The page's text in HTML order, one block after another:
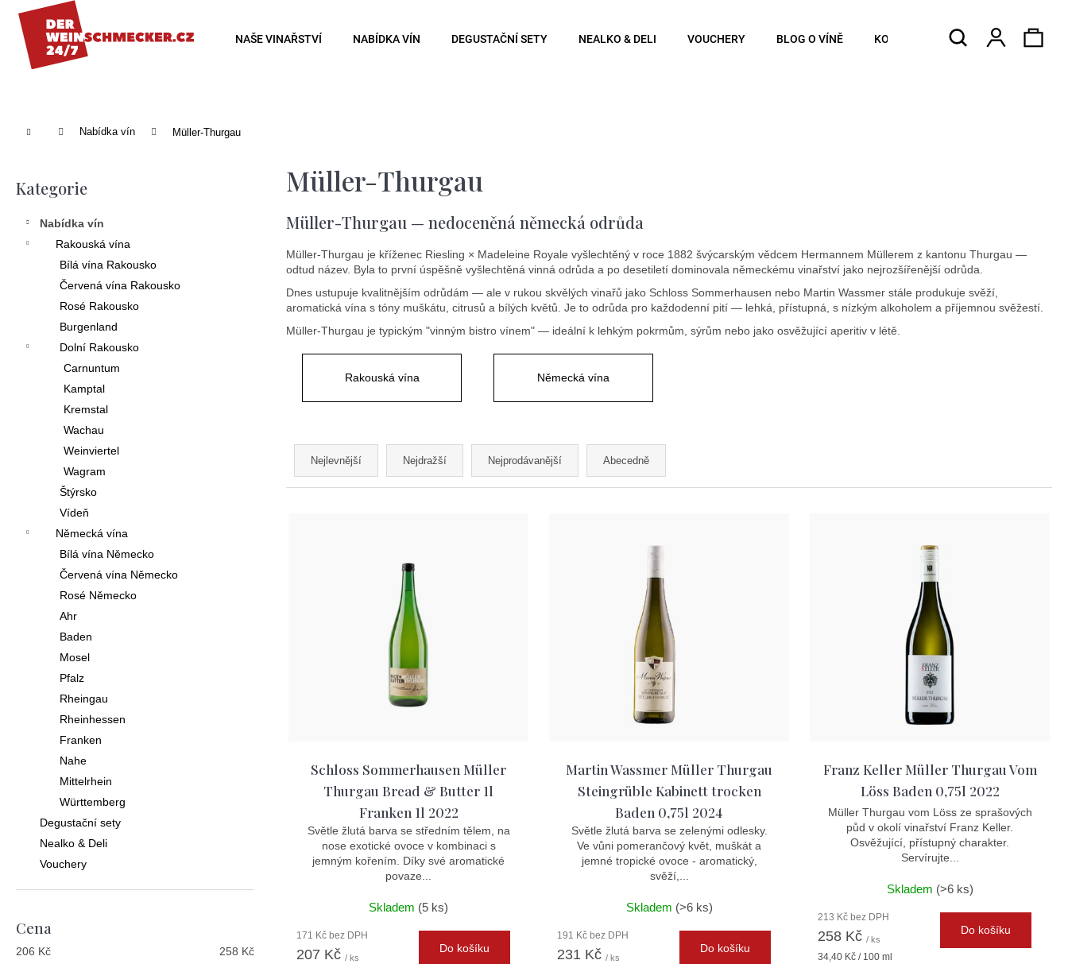
NAŠE VINAŘSTVÍ NABÍDKA VÍN DEGUSTAČNÍ SETY NEALKO & DELI VOUCHERY BLOG O VÍNĚ KONTAKTY Hledat
Domů Nabídka vín Müller-Thurgau
Přeskočit
kategorie
Kategorie
Nabídka vín
Rakouská vína
Bílá vína Rakousko
Červená vína Rakousko
Rosé Rakousko
Burgenland
Dolní Rakousko
Carnuntum
Kamptal
Kremstal
Wachau
Weinviertel
Wagram
Štýrsko
Vídeň
Německá vína
Bílá vína Německo
Červená vína Německo
Rosé Německo
Ahr
Baden
Mosel
Pfalz
Rheingau
Rheinhessen
Franken
Nahe
Mittelrhein
Württemberg
Degustační sety
Nealko & Deli
Vouchery
Cena
206 Kč 258 Kč
Müller-Thurgau
Müller-Thurgau — nedoceněná německá odrůda
Müller-Thurgau je kříženec Riesling × Madeleine Royale vyšlechtěný v roce 1882 švýcarským vědcem Hermannem Müllerem z kantonu Thurgau —
odtud název. Byla to první úspěšně vyšlechtěná vinná odrůda a po desetiletí dominovala německému vinařství jako nejrozšířenější odrůda.
Dnes ustupuje kvalitnějším odrůdám — ale v rukou skvělých vinařů jako Schloss Sommerhausen nebo Martin Wassmer stále produkuje svěží,
aromatická vína s tóny muškátu, citrusů a bílých květů. Je to odrůda pro každodenní pití — lehká, přístupná, s nízkým alkoholem a příjemnou svěžestí.
Müller-Thurgau je typickým "vinným bistro vínem" — ideální k lehkým pokrmům, sýrům nebo jako osvěžující aperitiv v létě.
Rakouská vína Německá vína
Ř
a
Nejlevnější Nejdražší Nejprodávanější Abecedně
Schloss Sommerhausen Müller
Thurgau Bread & Butter 1l
Franken 1l 2022
Světle žlutá barva se středním tělem, na
nose exotické ovoce v kombinaci s
jemným kořením. Díky své aromatické
povaze...
Skladem (5 ks)
171 Kč bez DPH
207 Kč/ ks
Do košíku
Martin Wassmer Müller Thurgau
Steingrüble Kabinett trocken
Baden 0,75l 2024
Světle žlutá barva se zelenými odlesky.
Ve vůni pomerančový květ, muškát a
jemné tropické ovoce - aromatický,
svěží,...
Skladem (>6 ks)
191 Kč bez DPH
231 Kč/ ks
Do košíku
Franz Keller Müller Thurgau Vom
Löss Baden 0,75l 2022
Müller Thurgau vom Löss ze sprašových
půd v okolí vinařství Franz Keller.
Osvěžující, přístupný charakter.
Servírujte...
Skladem (>6 ks)
213 Kč bez DPH
258 Kč/ ks
Měrná
34,40 Kč / 100 ml
Do košíku
Zpět
do
Zpět
do
Doporučujeme